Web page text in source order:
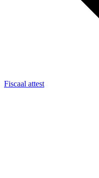
Fiscaal attest